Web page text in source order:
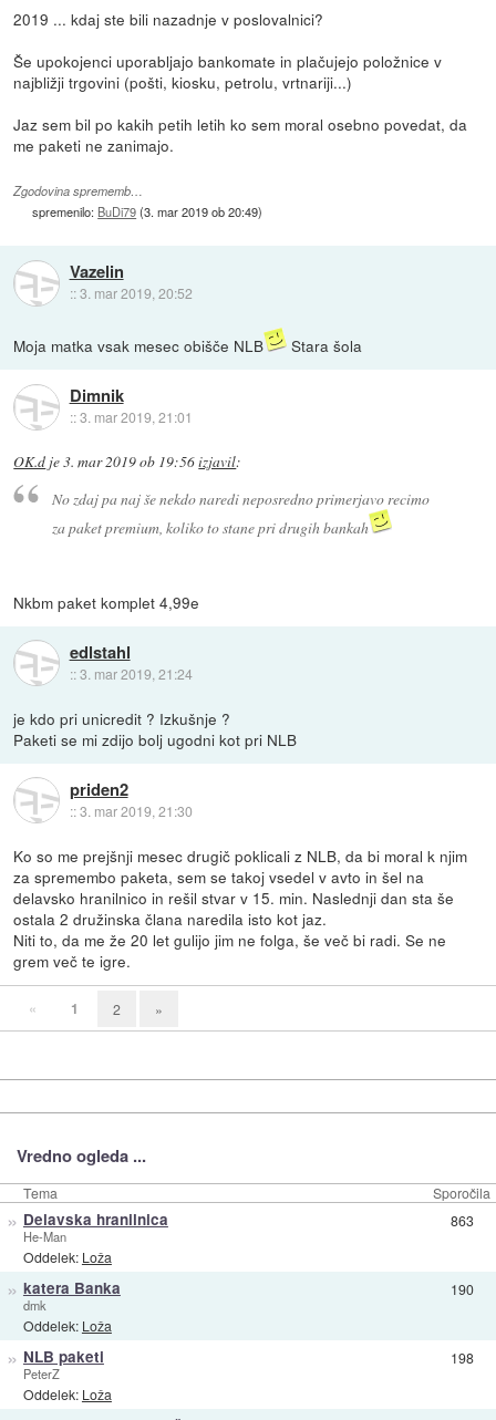
2019 ... kdaj ste bili nazadnje v poslovalnici?
Še upokojenci uporabljajo bankomate in plačujejo položnice v
najbližji trgovini (pošti, kiosku, petrolu, vrtnariji...)
Jaz sem bil po kakih petih letih ko sem moral osebno povedat, da
me paketi ne zanimajo.
Zgodovina sprememb…
spremenilo: BuDi79(3. mar 2019 ob 20:49)
Vazelin
::3. mar 2019, 20:52
Moja matka vsak mesec obišče NLB Stara šola
Dimnik
::3. mar 2019, 21:01
OK.d je3. mar 2019 ob 19:56izjavil:
No zdaj pa naj še nekdo naredi neposredno primerjavo recimo
za paket premium, koliko to stane pri drugih bankah
Nkbm paket komplet 4,99e
edlstahl
::3. mar 2019, 21:24
je kdo pri unicredit ? Izkušnje ?
Paketi se mi zdijo bolj ugodni kot pri NLB
priden2
::3. mar 2019, 21:30
Ko so me prejšnji mesec drugič poklicali z NLB, da bi moral k njim
za spremembo paketa, sem se takoj vsedel v avto in šel na
delavsko hranilnico in rešil stvar v 15. min. Naslednji dan sta še
ostala 2 družinska člana naredila isto kot jaz.
Niti to, da me že 20 let gulijo jim ne folga, še več bi radi. Se ne
grem več te igre.
« 1 2 »
Vredno ogleda ...
Tema Sporočila
» Delavska hranilnica
He-Man
Oddelek: Loža
863
» katera Banka
dmk
Oddelek: Loža
190
» NLB paketi
PeterZ
Oddelek: Loža
198